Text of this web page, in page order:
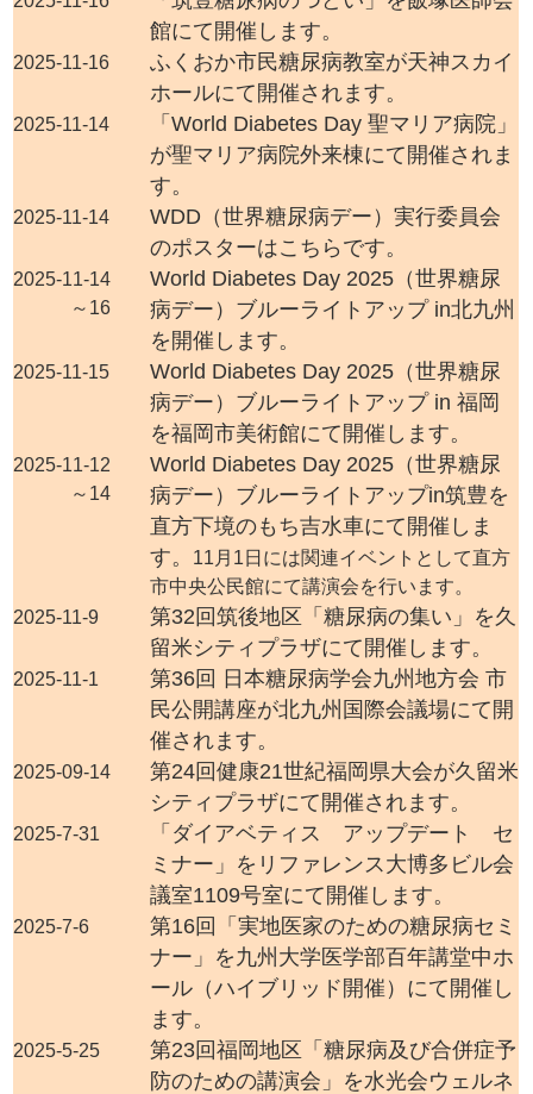
館にて開催します。
2025-11-16
ふくおか市民糖尿病教室が天神スカイ
ホールにて開催されます。
2025-11-14
「World Diabetes Day 聖マリア病院」
が聖マリア病院外来棟にて開催されま
す。
2025-11-14
WDD（世界糖尿病デー）実行委員会
のポスターはこちらです。
2025-11-14
～16
World Diabetes Day 2025（世界糖尿
病デー）ブルーライトアップ in北九州
を開催します。
2025-11-15
World Diabetes Day 2025（世界糖尿
病デー）ブルーライトアップ in 福岡
を福岡市美術館にて開催します。
2025-11-12
～14
World Diabetes Day 2025（世界糖尿
病デー）ブルーライトアップin筑豊を
直方下境のもち吉水車にて開催しま
す。
11月1日には関連イベントとして直方
市中央公民館にて講演会を行います。
2025-11-9
第32回筑後地区「糖尿病の集い」を久
留米シティプラザにて開催します。
2025-11-1
第36回 日本糖尿病学会九州地方会 市
民公開講座が北九州国際会議場にて開
催されます。
2025-09-14
第24回健康21世紀福岡県大会が久留米
シティプラザにて開催されます。
2025-7-31
「ダイアベティス アップデート セ
ミナー」をリファレンス大博多ビル会
議室1109号室にて開催します。
2025-7-6
第16回「実地医家のための糖尿病セミ
ナー」を九州大学医学部百年講堂中ホ
ール（ハイブリッド開催）にて開催し
ます。
2025-5-25
第23回福岡地区「糖尿病及び合併症予
防のための講演会」を水光会ウェルネ